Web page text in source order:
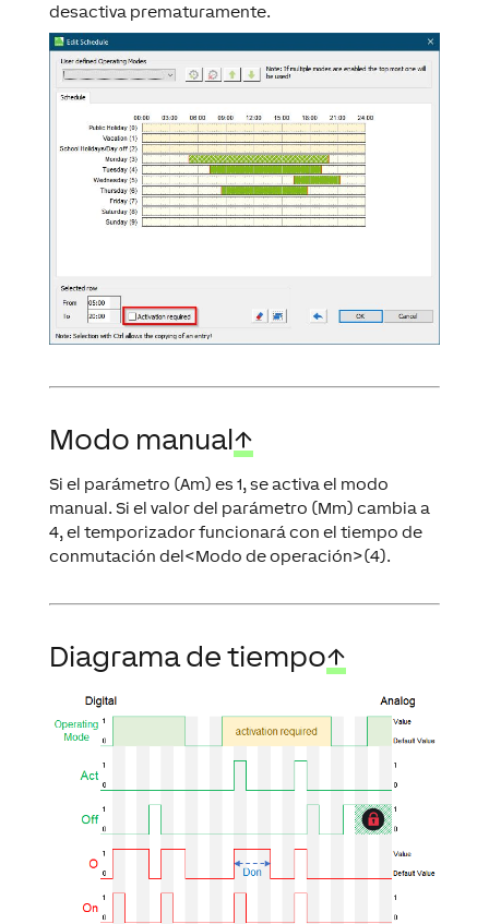
desactiva prematuramente.
Modo manual↑
Si el parámetro (Am) es 1, se activa el modo
manual. Si el valor del parámetro (Mm) cambia a
4, el temporizador funcionará con el tiempo de
conmutación del<Modo de operación>(4).
Diagrama de tiempo↑